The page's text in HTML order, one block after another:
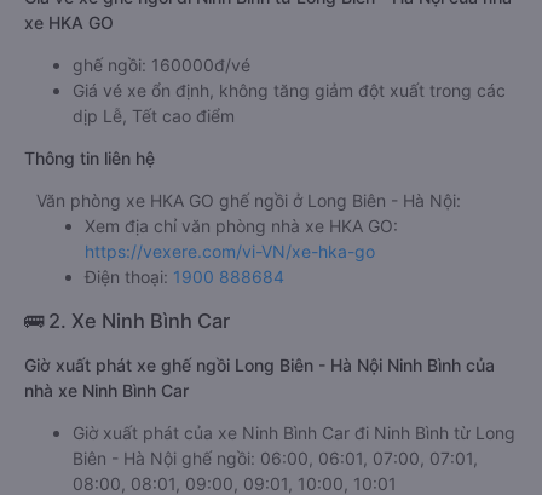
xe HKA GO
ghế ngồi: 160000đ/vé
Giá vé xe ổn định, không tăng giảm đột xuất trong các
dịp Lễ, Tết cao điểm
Thông tin liên hệ
Văn phòng xe HKA GO ghế ngồi ở Long Biên - Hà Nội:
Xem địa chỉ văn phòng nhà xe HKA GO:
https://vexere.com/vi-VN/xe-hka-go
Điện thoại: 1900 888684
🚌 2. Xe Ninh Bình Car
Giờ xuất phát xe ghế ngồi Long Biên - Hà Nội Ninh Bình của
nhà xe Ninh Bình Car
Giờ xuất phát của xe Ninh Bình Car đi Ninh Bình từ Long
Biên - Hà Nội ghế ngồi: 06:00, 06:01, 07:00, 07:01,
08:00, 08:01, 09:00, 09:01, 10:00, 10:01